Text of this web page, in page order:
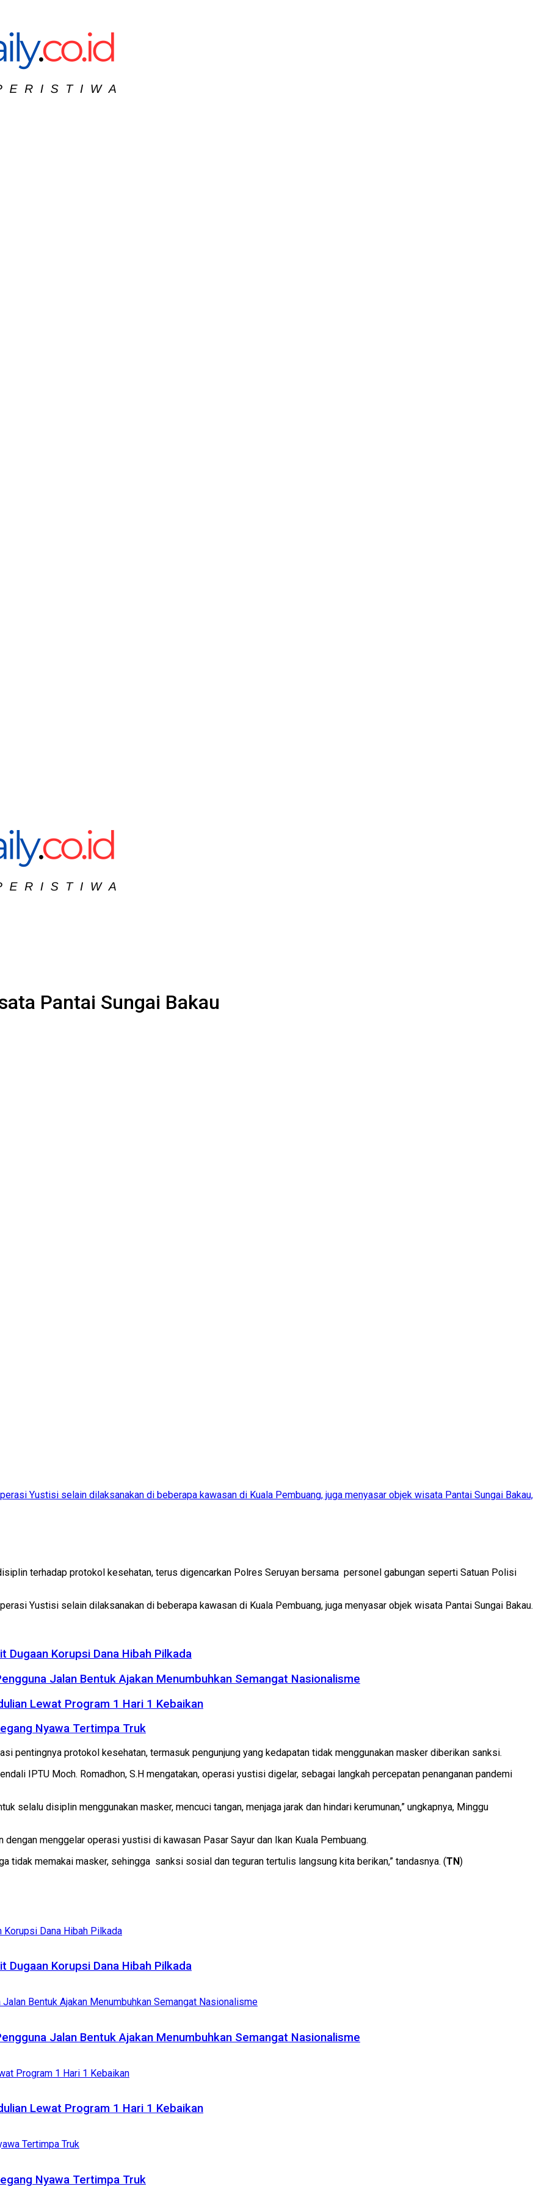
Pantai Sungai Bakau
Yustisi selain dilaksanakan di beberapa kawasan di Kuala Pembuang, juga menyasar objek wisata Pantai Sungai Bakau,
terhadap protokol kesehatan, terus digencarkan Polres Seruyan bersama personel gabungan seperti Satuan Polisi
Yustisi selain dilaksanakan di beberapa kawasan di Kuala Pembuang, juga menyasar objek wisata Pantai Sungai Bakau.
Dugaan Korupsi Dana Hibah Pilkada
Jalan Bentuk Ajakan Menumbuhkan Semangat Nasionalisme
Lewat Program 1 Hari 1 Kebaikan
Nyawa Tertimpa Truk
pentingnya protokol kesehatan, termasuk pengunjung yang kedapatan tidak menggunakan masker diberikan sanksi.
IPTU Moch. Romadhon, S.H mengatakan, operasi yustisi digelar, sebagai langkah percepatan penanganan pandemi
selalu disiplin menggunakan masker, mencuci tangan, menjaga jarak dan hindari kerumunan,” ungkapnya, Minggu
menggelar operasi yustisi di kawasan Pasar Sayur dan Ikan Kuala Pembuang.
tidak memakai masker, sehingga sanksi sosial dan teguran tertulis langsung kita berikan,” tandasnya. (TN)
Dugaan Korupsi Dana Hibah Pilkada
Jalan Bentuk Ajakan Menumbuhkan Semangat Nasionalisme
Lewat Program 1 Hari 1 Kebaikan
Nyawa Tertimpa Truk